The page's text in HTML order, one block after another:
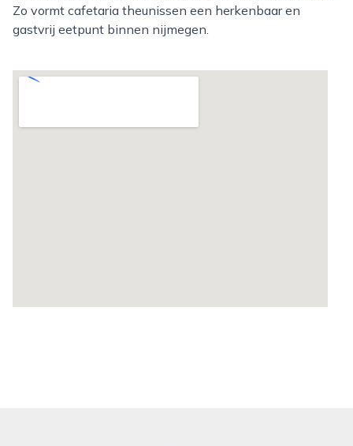
Zo vormt cafetaria theunissen een herkenbaar en
gastvrij eetpunt binnen nijmegen.